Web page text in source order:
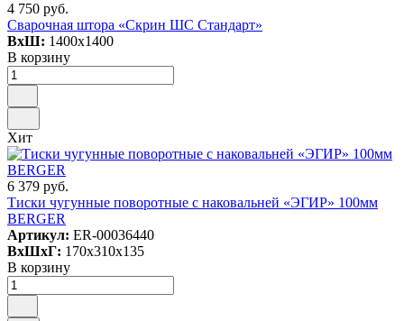
4 750 руб.
Сварочная штора «Скрин ШС Стандарт»
ВxШ: 1400x1400
В корзину
Хит
6 379 руб.
Тиски чугунные поворотные с наковальней «ЭГИР» 100мм
BERGER
Артикул: ER-00036440
ВxШxГ: 170x310x135
В корзину